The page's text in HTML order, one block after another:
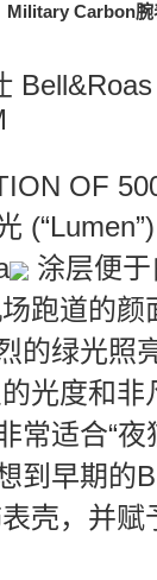
Military Carbon腕
OF
涂层便
跑道的颜
的绿光照
光度和非
常适合“夜
到早期的
壳，并赋